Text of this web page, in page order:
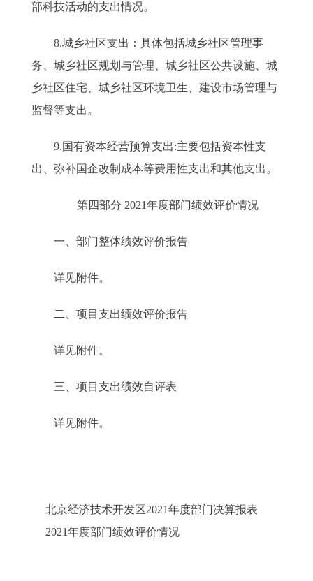
部科技活动的支出情况。
8.城乡社区支出：具体包括城乡社区管理事
务、城乡社区规划与管理、城乡社区公共设施、城
乡社区住宅、城乡社区环境卫生、建设市场管理与
监督等支出。
9.国有资本经营预算支出:主要包括资本性支
出、弥补国企改制成本等费用性支出和其他支出。
第四部分 2021年度部门绩效评价情况
一、部门整体绩效评价报告
详见附件。
二、项目支出绩效评价报告
详见附件。
三、项目支出绩效自评表
详见附件。
北京经济技术开发区2021年度部门决算报表
2021年度部门绩效评价情况